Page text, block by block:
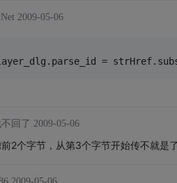
2009-05-06
=
回了 2009-05-06
2个字节，从第3个字节开始传不就是了